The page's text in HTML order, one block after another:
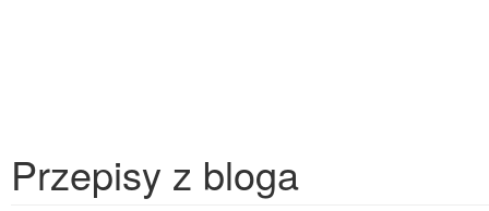
Przepisy z bloga